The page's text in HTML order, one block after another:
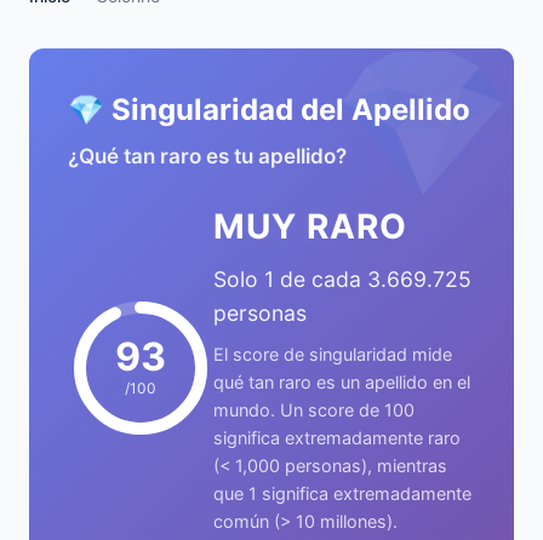
💎
💎 Singularidad del Apellido
¿Qué tan raro es tu apellido?
93
/100
MUY RARO
Solo 1 de cada 3.669.725
personas
El score de singularidad mide
qué tan raro es un apellido en el
mundo. Un score de 100
significa extremadamente raro
(< 1,000 personas), mientras
que 1 significa extremadamente
común (> 10 millones).